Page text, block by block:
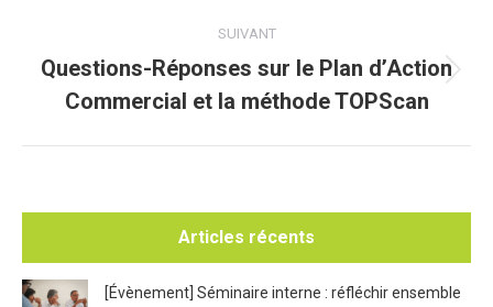
:
SUIVANT
suivant
:
Questions-Réponses sur le Plan d’Action
Commercial et la méthode TOPScan
Articles récents
[Évènement] Séminaire interne : réfléchir ensemble